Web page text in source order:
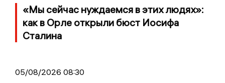
«Мы сейчас нуждаемся в этих людях»:
как в Орле открыли бюст Иосифа
Сталина
05/08/2026 08:30